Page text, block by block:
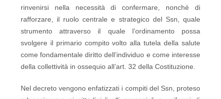
rinvenirsi nella necessità di confermare, nonché di
rafforzare, il ruolo centrale e strategico del Ssn, quale
strumento attraverso il quale l’ordinamento possa
svolgere il primario compito volto alla tutela della salute
come fondamentale diritto dell’individuo e come interesse
della collettività in ossequio all’art. 32 della Costituzione.
Nel decreto vengono enfatizzati i compiti del Ssn, proteso